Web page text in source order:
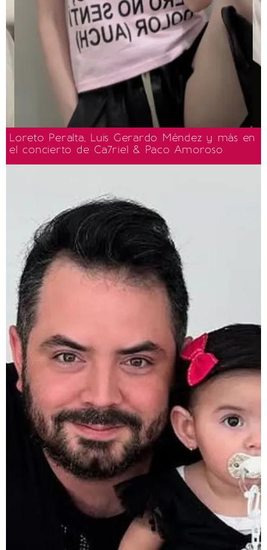
Loreto Peralta, Luis Gerardo Méndez y más en
el concierto de Ca7riel & Paco Amoroso